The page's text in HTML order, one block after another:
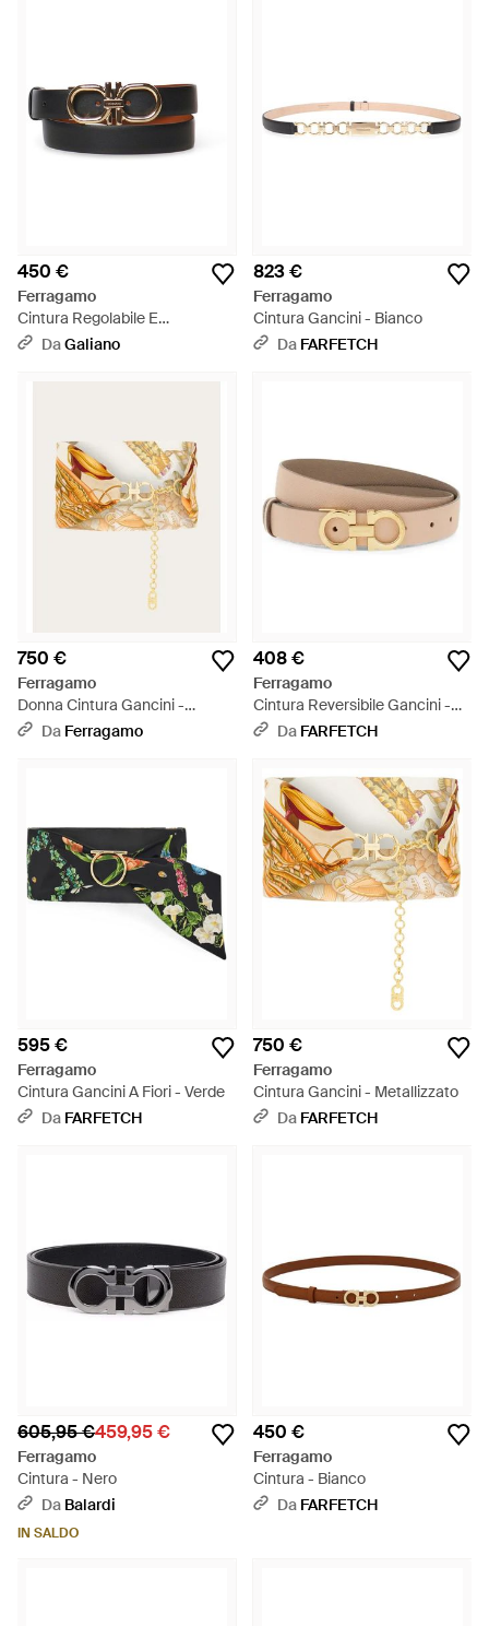
450 €
Ferragamo
Cintura Regolabile E
Reversibile Gancini - Bianco
DaGaliano
823 €
Ferragamo
Cintura Gancini - Bianco
Da FARFETCH
750 €
Ferragamo
Donna Cintura Gancini -
Metallizzato
Da Ferragamo
408 €
Ferragamo
Cintura Reversibile Gancini -
Neutro
Da FARFETCH
595 €
Ferragamo
Cintura Gancini A Fiori - Verde
Da FARFETCH
750 €
Ferragamo
Cintura Gancini - Metallizzato
Da FARFETCH
605,95 €459,95 €
Ferragamo
Cintura - Nero
Da Balardi
IN SALDO
450 €
Ferragamo
Cintura - Bianco
Da FARFETCH